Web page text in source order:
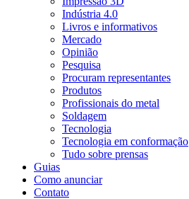
Indústria 4.0
Livros e informativos
Mercado
Opinião
Pesquisa
Procuram representantes
Produtos
Profissionais do metal
Soldagem
Tecnologia
Tecnologia em conformação
Tudo sobre prensas
Guias
Como anunciar
Contato